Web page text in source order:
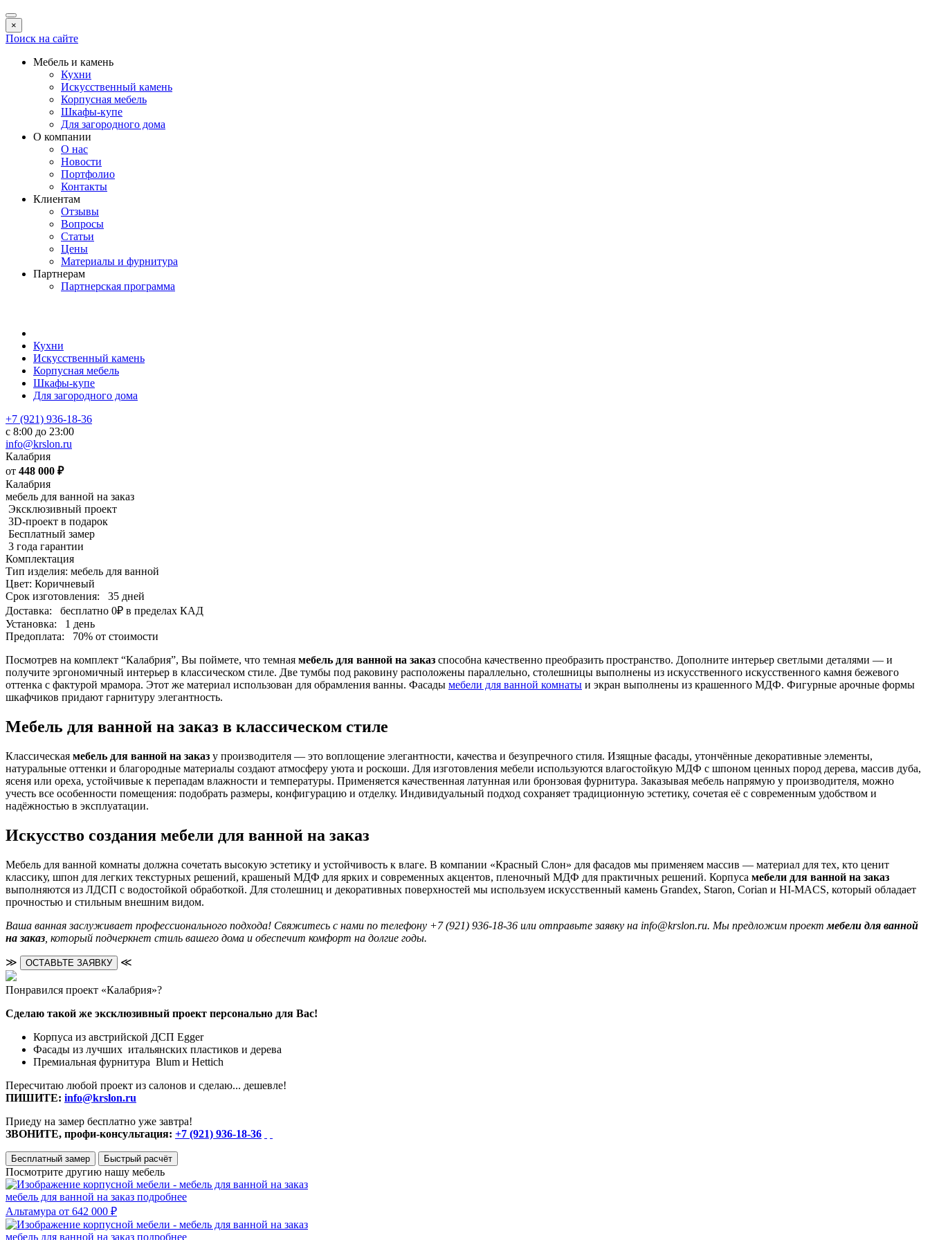
×
Поиск на сайте
Мебель и камень
Кухни
Искусственный камень
Корпусная мебель
Шкафы-купе
Для загородного дома
О компании
О нас
Новости
Портфолио
Контакты
Клиентам
Отзывы
Вопросы
Статьи
Цены
Материалы и фурнитура
Партнерам
Партнерская программа
Кухни
Искусственный камень
Корпусная мебель
Шкафы-купе
Для загородного дома
+7 (921) 936-18-36
с 8:00 до 23:00
info@krslon.ru
Калабрия
от 448 000 ₽
Калабрия
мебель для ванной на заказ
Эксклюзивный проект
3D-проект в подарок
Бесплатный замер
3 года гарантии
Комплектация
Тип изделия: мебель для ванной
Цвет: Коричневый
Срок изготовления:
35 дней
Доставка:
бесплатно 0₽ в пределах КАД
Установка:
1 день
Предоплата:
70% от стоимости
Посмотрев на комплект “Калабрия”, Вы поймете, что темная мебель для ванной на заказ способна качественно преобразить пространство. Дополните интерьер светлыми деталями — и
получите эргономичный интерьер в классическом стиле. Две тумбы под раковину расположены параллельно, столешницы выполнены из искусственного искусственного камня бежевого
оттенка с фактурой мрамора. Этот же материал использован для обрамления ванны. Фасады мебели для ванной комнаты и экран выполнены из крашенного МДФ. Фигурные арочные формы
шкафчиков придают гарнитуру элегантность.
Мебель для ванной на заказ в классическом стиле
Классическая мебель для ванной на заказ у производителя — это воплощение элегантности, качества и безупречного стиля. Изящные фасады, утончённые декоративные элементы,
натуральные оттенки и благородные материалы создают атмосферу уюта и роскоши. Для изготовления мебели используются влагостойкую МДФ с шпоном ценных пород дерева, массив дуба,
ясеня или ореха, устойчивые к перепадам влажности и температуры. Применяется качественная латунная или бронзовая фурнитура. Заказывая мебель напрямую у производителя, можно
учесть все особенности помещения: подобрать размеры, конфигурацию и отделку. Индивидуальный подход сохраняет традиционную эстетику, сочетая её с современным удобством и
надёжностью в эксплуатации.
Искусство создания мебели для ванной на заказ
Мебель для ванной комнаты должна сочетать высокую эстетику и устойчивость к влаге. В компании «Красный Слон» для фасадов мы применяем массив — материал для тех, кто ценит
классику, шпон для легких текстурных решений, крашеный МДФ для ярких и современных акцентов, пленочный МДФ для практичных решений. Корпуса мебели для ванной на заказ
выполняются из ЛДСП с водостойкой обработкой. Для столешниц и декоративных поверхностей мы используем искусственный камень Grandex, Staron, Corian и HI-MACS, который обладает
прочностью и стильным внешним видом.
Ваша ванная заслуживает профессионального подхода! Свяжитесь с нами по телефону +7 (921) 936-18-36 или отправьте заявку на info@krslon.ru. Мы предложим проектмебели для ванной
на заказ , который подчеркнет стиль вашего дома и обеспечит комфорт на долгие годы.
≫ ОСТАВЬТЕ ЗАЯВКУ ≪
Понравился проект «Калабрия»?
Сделаю такой же эксклюзивный проект персонально для Вас!
Корпуса из австрийской ДСП Egger
Фасады из лучших итальянских пластиков и дерева
Премиальная фурнитура Blum и Hettich
Пересчитаю любой проект из салонов и сделаю... дешевле!
ПИШИТЕ: info@krslon.ru
Приеду на замер бесплатно уже завтра!
ЗВОНИТЕ, профи-консультация: +7 (921) 936-18-36
Бесплатный замер Быстрый расчёт
Посмотрите другию нашу мебель
мебель для ванной на заказ подробнее
Альтамура от 642 000 ₽
мебель для ванной на заказ подробнее